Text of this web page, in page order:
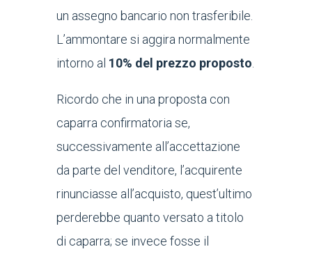
un assegno bancario non trasferibile.
L’ammontare si aggira normalmente
intorno al 10% del prezzo proposto
Ricordo che in una proposta con
caparra confirmatoria se,
successivamente all’accettazione
da parte del venditore, l’acquirente
rinunciasse all’acquisto, quest’ultimo
perderebbe quanto versato a titolo
di caparra; se invece fosse il